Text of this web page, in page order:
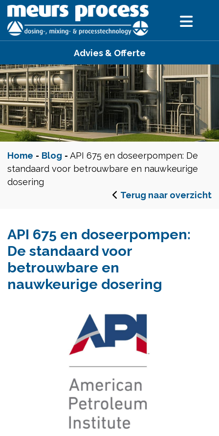
Advies & Offerte
Home - Blog - API 675 en doseerpompen: De
standaard voor betrouwbare en nauwkeurige
dosering
Terug naar overzicht
API 675 en doseerpompen:
De standaard voor
betrouwbare en
nauwkeurige dosering